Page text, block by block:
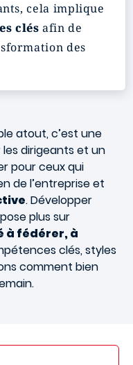
cela implique
clés afin de
des
atout, c’est une
dirigeants et un
pour ceux qui
de l’entreprise et
. Développer
plus sur
à fédérer, à
clés, styles
comment bien